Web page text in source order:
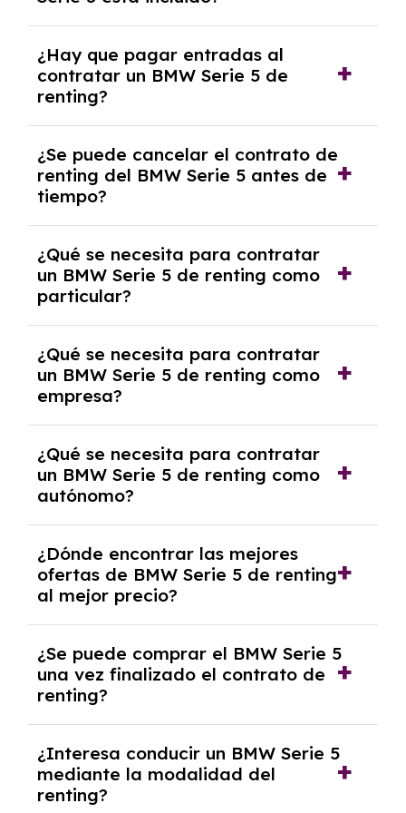
acordado.
Serie 5 con el seguro a todo riesgo sin
franquicia incluido dentro de las cuotas
mensuales.
¿Hay que pagar entradas al
contratar un BMW Serie 5 de
renting?
tendrás que pagar ningún tipo de entrada
salvo en casos que lo exija el proveedor
debido al resultado del estudio de viabilidad
económica.
¿Se puede cancelar el contrato de
renting del BMW Serie 5 antes de
tiempo?
pero puede haber penalizaciones por
cancelación anticipada. Es importante revisar
las condiciones del contrato y hablar con un
experto que te asesore.
¿Qué se necesita para contratar
un BMW Serie 5 de renting como
particular?
y, en algunos casos, una consulta de solvencia
crediticia y un pago inicial.
¿Qué se necesita para contratar
un BMW Serie 5 de renting como
empresa?
documentación financiera y, en algunos
casos, un informe de solvencia de la empresa
y un pago inicial.
¿Qué se necesita para contratar
un BMW Serie 5 de renting como
autónomo?
autónomos, justificante de ingresos y, en
algunos casos, un informe fiscal y un pago
inicial.
¿Dónde encontrar las mejores
ofertas de BMW Serie 5 de renting
al mejor precio?
mejores ofertas de vehículos de renting con
todos los gastos incluidos y sin pagar
entradas.
¿Se puede comprar el BMW Serie 5
una vez finalizado el contrato de
renting?
renting se puede adquirir el coche. En este
caso tendrán que analizar los años, la
cantidad de kilómetros recorridos y el coste
¿Interesa conducir un BMW Serie 5
mediante la modalidad del
renting?